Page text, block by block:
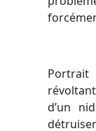
d’un